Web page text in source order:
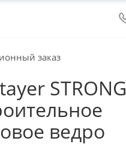
заказ
STRONG
ведро